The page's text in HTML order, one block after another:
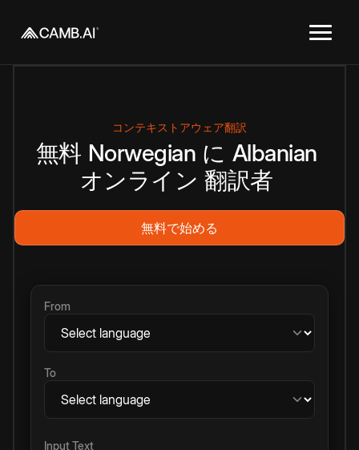
コンテキストアウェア翻訳
無料 Norwegian に Albanian
オンライン 翻訳者
無料で始める
From
To
Input Text